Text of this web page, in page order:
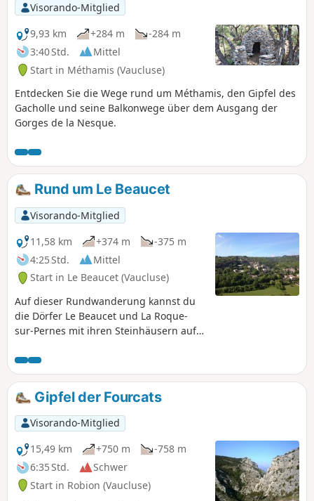
Visorando-Mitglied
9,93 km
+284 m
-284 m
3:40 Std.
Mittel
Start in Méthamis (Vaucluse)
Entdecken Sie die Wege rund um Méthamis, den Gipfel des
Gacholle und seine Balkonwege über dem Ausgang der
Gorges de la Nesque.
Rund um Le Beaucet
Visorando-Mitglied
11,58 km
+374 m
-375 m
4:25 Std.
Mittel
Start in Le Beaucet (Vaucluse)
Auf dieser Rundwanderung kannst du
die Dörfer Le Beaucet und La Roque-
sur-Pernes mit ihren Steinhäusern auf
Gipfel der Fourcats
Visorando-Mitglied
15,49 km
+750 m
-758 m
6:35 Std.
Schwer
Start in Robion (Vaucluse)